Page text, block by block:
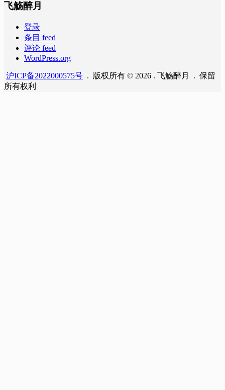
飞觞醉月
登录
条目 feed
评论 feed
WordPress.org
沪ICP备2022000575号 . 版权所有 © 2026 . 飞觞醉月 . 保留
所有权利